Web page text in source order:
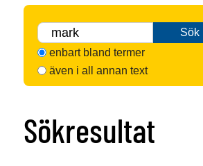
Sök
enbart bland termer
även i all annan text
Sökresultat